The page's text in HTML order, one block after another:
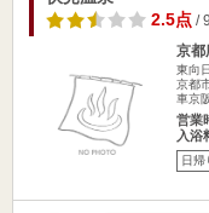
2.5点/
京都
東向
京都
車京
営業
入浴
日帰